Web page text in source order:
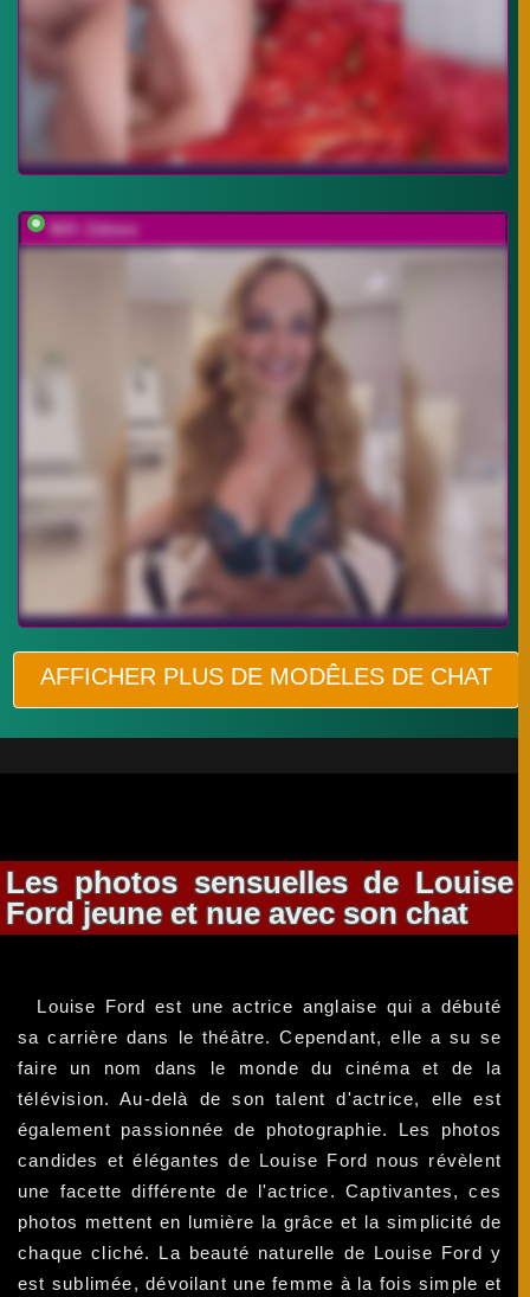
Milf_Zabava
AFFICHER PLUS DE MODÊLES DE CHAT
Les photos sensuelles de Louise
Ford jeune et nue avec son chat
Louise Ford est une actrice anglaise qui a débuté
sa carrière dans le théâtre. Cependant, elle a su se
faire un nom dans le monde du cinéma et de la
télévision. Au-delà de son talent d'actrice, elle est
également passionnée de photographie. Les photos
candides et élégantes de Louise Ford nous révèlent
une facette différente de l'actrice. Captivantes, ces
photos mettent en lumière la grâce et la simplicité de
chaque cliché. La beauté naturelle de Louise Ford y
est sublimée, dévoilant une femme à la fois simple et